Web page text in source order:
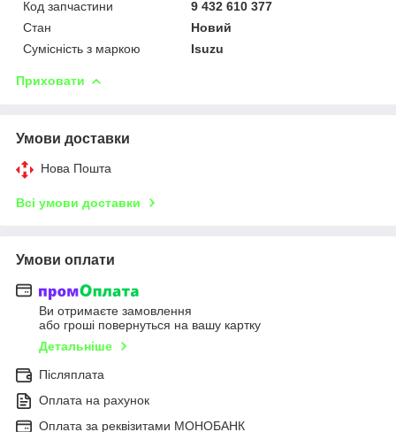
Код запчастини
9 432 610 377
Стан
Новий
Сумісність з маркою
Isuzu
Приховати
Умови доставки
Нова Пошта
Всі умови доставки
Умови оплати
Ви отримаєте замовлення
або гроші повернуться на вашу картку
Детальніше
Післяплата
Оплата на рахунок
Оплата за реквізитами МОНОБАНК